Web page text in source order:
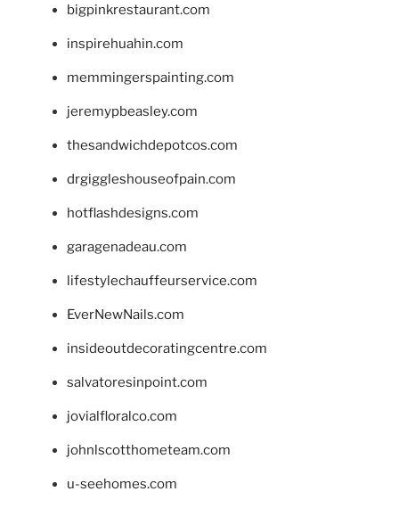
bigpinkrestaurant.com
inspirehuahin.com
memmingerspainting.com
jeremypbeasley.com
thesandwichdepotcos.com
drgiggleshouseofpain.com
hotflashdesigns.com
garagenadeau.com
lifestylechauffeurservice.com
EverNewNails.com
insideoutdecoratingcentre.com
salvatoresinpoint.com
jovialfloralco.com
johnlscotthometeam.com
u-seehomes.com